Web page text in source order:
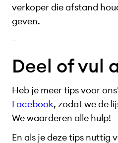
verkoper die afstand
geven.
—
Deel of vul
Heb je meer tips voor
Facebook, zodat we de
We waarderen alle hulp!
En als je deze tips nuttig